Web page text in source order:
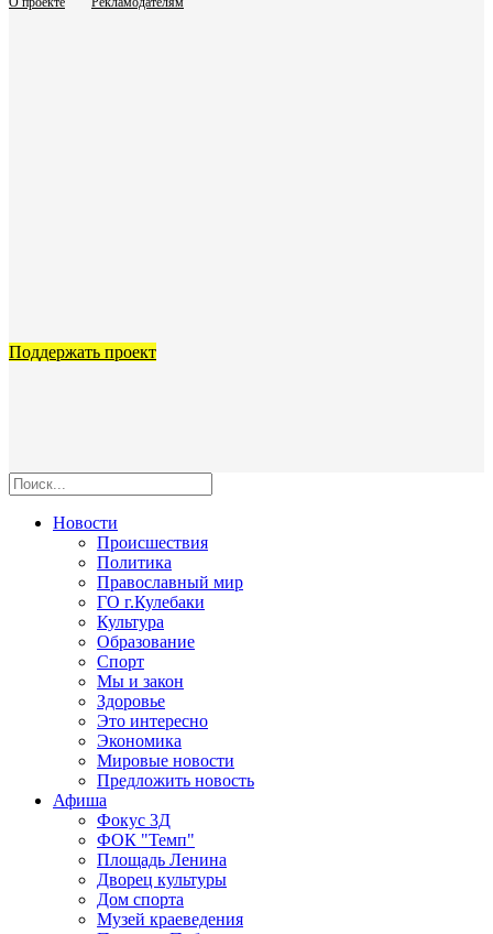
Поддержать проект
Новости
Происшествия
Политика
Православный мир
ГО г.Кулебаки
Культура
Образование
Спорт
Мы и закон
Здоровье
Это интересно
Экономика
Мировые новости
Предложить новость
Афиша
Фокус 3Д
ФОК "Темп"
Площадь Ленина
Дворец культуры
Дом спорта
Музей краеведения